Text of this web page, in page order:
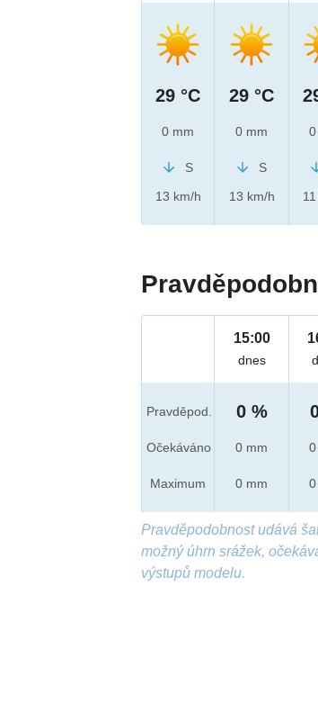
29 °C
0 mm
S
13 km/h
29 °C
0 mm
S
13 km/h
Pravděpod.
Očekáváno
Maximum
15:00
dnes
0 %
0 mm
0 mm
Pravděpodobnost udává
možný úhrn srážek,
výstupů modelu.